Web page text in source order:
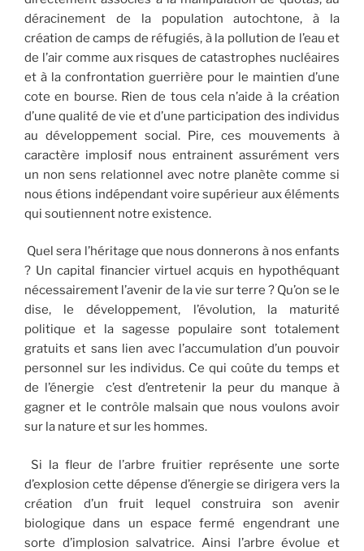
déracinement de la population autochtone, à la
création de camps de réfugiés, à la pollution de l’eau et
de l’air comme aux risques de catastrophes nucléaires
et à la confrontation guerrière pour le maintien d’une
cote en bourse. Rien de tous cela n’aide à la création
d’une qualité de vie et d’une participation des individus
au développement social. Pire, ces mouvements à
caractère implosif nous entrainent assurément vers
un non sens relationnel avec notre planète comme si
nous étions indépendant voire supérieur aux éléments
qui soutiennent notre existence.
Quel sera l’héritage que nous donnerons à nos enfants
? Un capital financier virtuel acquis en hypothéquant
nécessairement l’avenir de la vie sur terre ? Qu’on se le
dise, le développement, l’évolution, la maturité
politique et la sagesse populaire sont totalement
gratuits et sans lien avec l’accumulation d’un pouvoir
personnel sur les individus. Ce qui coûte du temps et
de l’énergie c’est d’entretenir la peur du manque à
gagner et le contrôle malsain que nous voulons avoir
sur la nature et sur les hommes.
Si la fleur de l’arbre fruitier représente une sorte
d’explosion cette dépense d’énergie se dirigera vers la
création d’un fruit lequel construira son avenir
biologique dans un espace fermé engendrant une
sorte d’implosion salvatrice. Ainsi l’arbre évolue et